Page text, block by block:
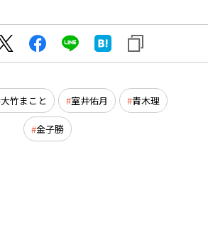
大竹まこと 室井佑月 青木理
金子勝